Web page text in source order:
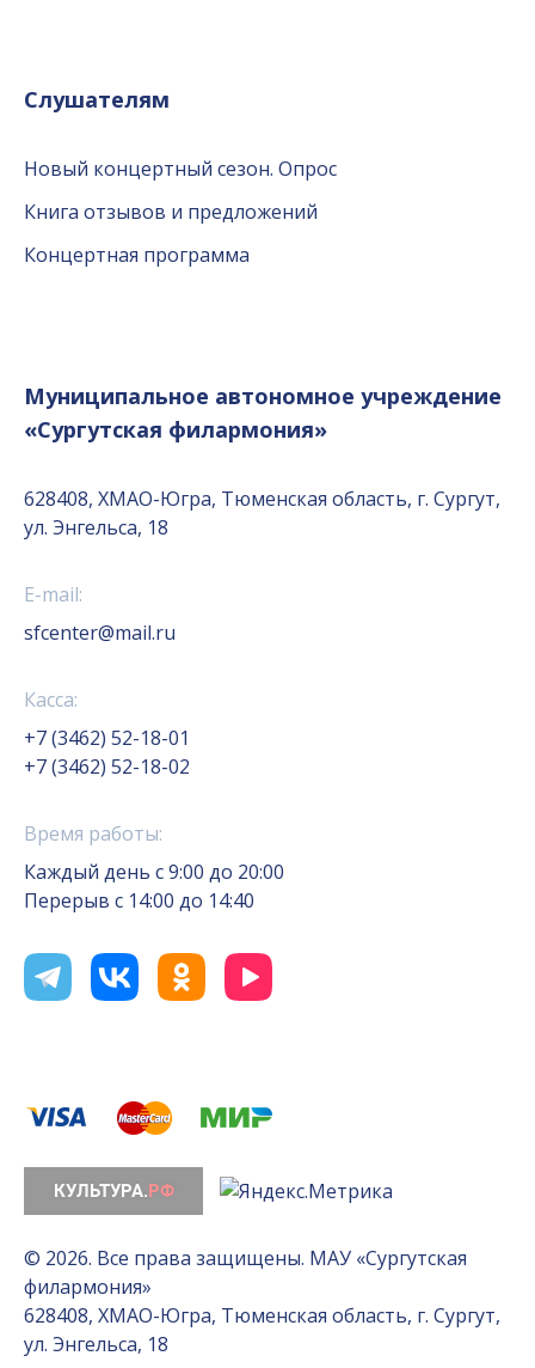
Слушателям
Новый концертный сезон. Опрос
Книга отзывов и предложений
Концертная программа
Муниципальное автономное учреждение
«Сургутская филармония»
628408, ХМАО-Югра, Тюменская область, г. Сургут,
ул. Энгельса, 18
E-mail:
sfcenter@mail.ru
Касса:
+7 (3462) 52-18-01
+7 (3462) 52-18-02
Время работы:
Каждый день с 9:00 до 20:00
Перерыв с 14:00 до 14:40
© 2026. Все права защищены. МАУ «Сургутская
филармония»
628408, ХМАО-Югра, Тюменская область, г. Сургут,
ул. Энгельса, 18